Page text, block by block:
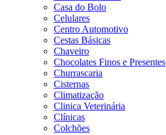
Casa do Bolo
Celulares
Centro Automotivo
Cestas Básicas
Chaveiro
Chocolates Finos e Presentes
Churrascaria
Cisternas
Climatização
Clinica Veterinária
Clínicas
Colchões